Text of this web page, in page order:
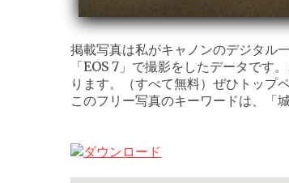
掲載写真は私がキャノンのデジタル
「EOS 7」で撮影をしたデータで
ります。（すべて無料）ぜひトップ
このフリー写真のキーワードは、「